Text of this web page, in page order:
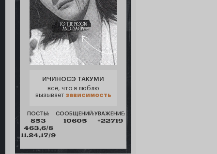
ИЧИНОСЭ ТАКУМИ
все, что я люблю
вызывает зависимость
ПОСТЫ:
853
463,6/8
11.24,17/9
СООБЩЕНИЙ:
10605
УВАЖЕНИЕ:
+22719